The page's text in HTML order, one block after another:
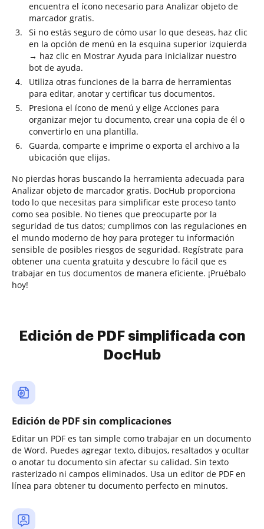
encuentra el ícono necesario para Analizar objeto de
marcador gratis.
Si no estás seguro de cómo usar lo que deseas, haz clic
en la opción de menú en la esquina superior izquierda
→ haz clic en Mostrar Ayuda para inicializar nuestro
bot de ayuda.
Utiliza otras funciones de la barra de herramientas
para editar, anotar y certificar tus documentos.
Presiona el ícono de menú y elige Acciones para
organizar mejor tu documento, crear una copia de él o
convertirlo en una plantilla.
Guarda, comparte e imprime o exporta el archivo a la
ubicación que elijas.
No pierdas horas buscando la herramienta adecuada para
Analizar objeto de marcador gratis. DocHub proporciona
todo lo que necesitas para simplificar este proceso tanto
como sea posible. No tienes que preocuparte por la
seguridad de tus datos; cumplimos con las regulaciones en
el mundo moderno de hoy para proteger tu información
sensible de posibles riesgos de seguridad. Regístrate para
obtener una cuenta gratuita y descubre lo fácil que es
trabajar en tus documentos de manera eficiente. ¡Pruébalo
hoy!
Edición de PDF simplificada con
DocHub
Edición de PDF sin complicaciones
Editar un PDF es tan simple como trabajar en un documento
de Word. Puedes agregar texto, dibujos, resaltados y ocultar
o anotar tu documento sin afectar su calidad. Sin texto
rasterizado ni campos eliminados. Usa un editor de PDF en
línea para obtener tu documento perfecto en minutos.